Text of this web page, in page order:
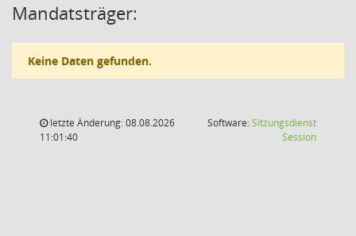
Mandatsträger:
Keine Daten gefunden.
letzte Änderung: 08.08.2026
11:01:40
Software:Sitzungsdienst
Session(Wird in